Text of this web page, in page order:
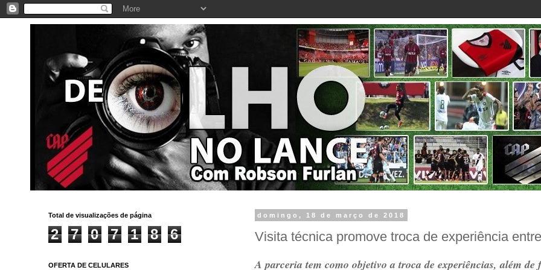
domingo, 18 de março de 2018
Visita técnica promove troca de experiência
A parceria tem como objetivo a troca de experiências, além
Total de visualizações de página
2 7 0 7 1 8 6
OFERTA DE CELULARES